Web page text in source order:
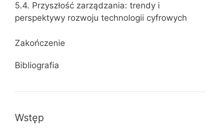
5.4. Przyszłość zarządzania: trendy i
perspektywy rozwoju technologii cyfrowych
Zakończenie
Bibliografia
Wstęp